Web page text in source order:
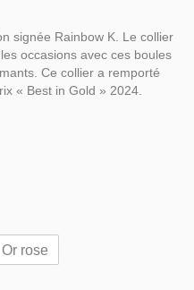
signée Rainbow K. Le collier
occasions avec ces boules
Ce collier a remporté
« Best in Gold » 2024.
Or rose